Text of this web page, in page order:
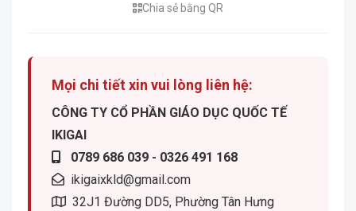
Chia sẻ bằng QR
Mọi chi tiết xin vui lòng liên hệ:
CÔNG TY CỔ PHẦN GIÁO DỤC QUỐC TẾ
IKIGAI
0789 686 039 - 0326 491 168
ikigaixkld@gmail.com
32J1 Đường DD5, Phường Tân Hưng